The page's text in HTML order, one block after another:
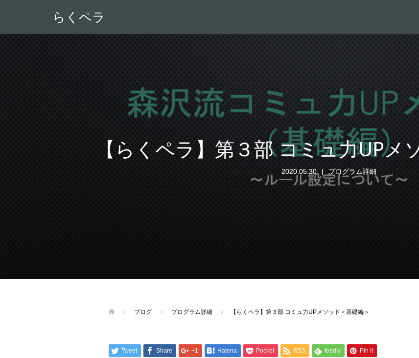
らくペラ
【らくペラ】第３部 コミュ力UPメ
2020.05.30 プログラム詳細
ブログ プログラム詳細 【らくペラ】第３部 コミュ力UPメソッド＜基礎編＞
Tweet Share +1 Hatena Pocket RSS feedly Pin it